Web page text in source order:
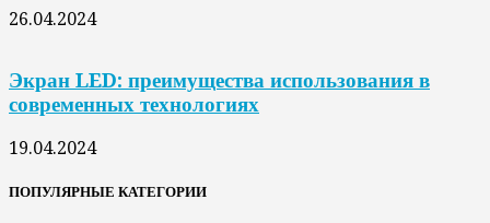
26.04.2024
Экран LED: преимущества использования в
современных технологиях
19.04.2024
ПОПУЛЯРНЫЕ КАТЕГОРИИ